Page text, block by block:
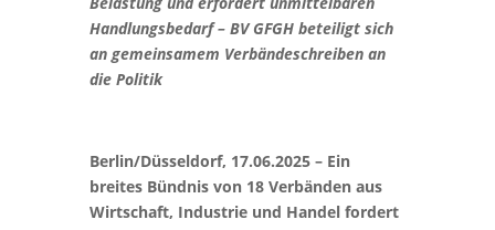
Handlungsbedarf – BV GFGH beteiligt sich
an gemeinsamem Verbändeschreiben an
die Politik
Berlin/Düsseldorf, 17.06.2025 – Ein
breites Bündnis von 18 Verbänden aus
Wirtschaft, Industrie und Handel fordert